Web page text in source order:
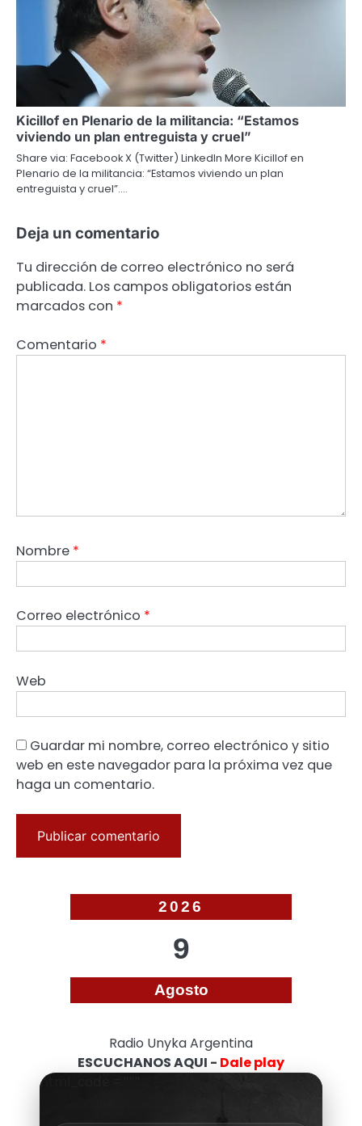
Kicillof en Plenario de la militancia: “Estamos
viviendo un plan entreguista y cruel”
Share via: Facebook X (Twitter) LinkedIn More Kicillof en
Plenario de la militancia: “Estamos viviendo un plan
entreguista y cruel”.…
Deja un comentario
Tu dirección de correo electrónico no será
publicada. Los campos obligatorios están
marcados con *
Comentario *
Nombre *
Correo electrónico *
Web
Guardar mi nombre, correo electrónico y sitio
web en este navegador para la próxima vez que
haga un comentario.
2026
9
Agosto
Radio Unyka Argentina
ESCUCHANOS AQUI - Dale play